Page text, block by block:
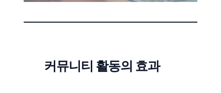
커뮤니티 활동의 효과